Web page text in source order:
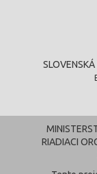
RIADIACI